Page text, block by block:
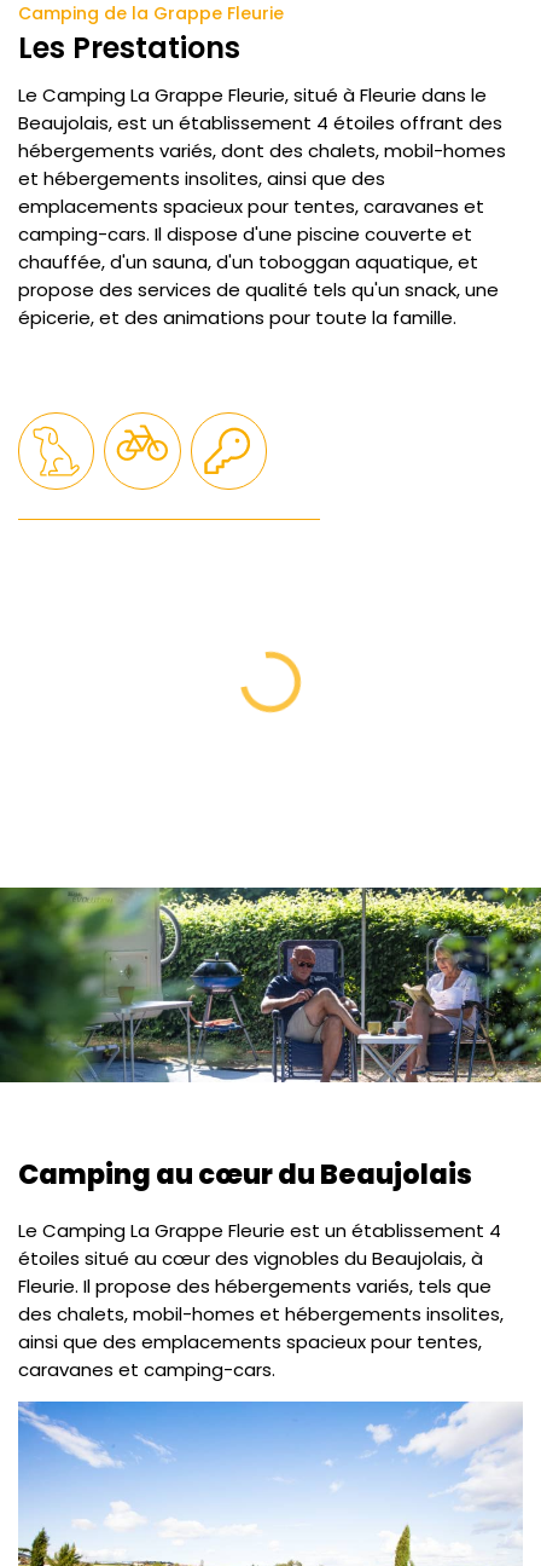
Camping de la Grappe Fleurie
Les Prestations
Le Camping La Grappe Fleurie, situé à Fleurie dans le
Beaujolais, est un établissement 4 étoiles offrant des
hébergements variés, dont des chalets, mobil-homes
et hébergements insolites, ainsi que des
emplacements spacieux pour tentes, caravanes et
camping-cars. Il dispose d'une piscine couverte et
chauffée, d'un sauna, d'un toboggan aquatique, et
propose des services de qualité tels qu'un snack, une
épicerie, et des animations pour toute la famille.
Camping au cœur du Beaujolais
Le Camping La Grappe Fleurie est un établissement 4
étoiles situé au cœur des vignobles du Beaujolais, à
Fleurie. Il propose des hébergements variés, tels que
des chalets, mobil-homes et hébergements insolites,
ainsi que des emplacements spacieux pour tentes,
caravanes et camping-cars.